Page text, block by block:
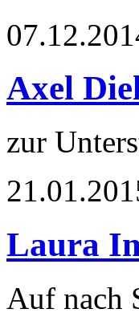
Axel
zur
Laura
Auf nach